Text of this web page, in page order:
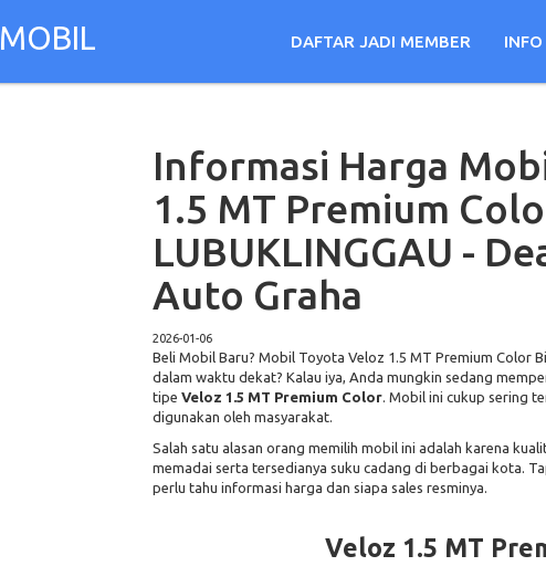
MOBIL DAFTAR JADI MEMBER
Informasi Harga
1.5 MT Premium
LUBUKLINGGAU -
Auto Graha
2026-01-06
Beli Mobil Baru? Mobil Toyota Veloz 1.5 MT Premium Color
dalam waktu dekat? Kalau iya, Anda mungkin sedang
tipe Veloz 1.5 MT Premium Color. Mobil ini cukup sering
digunakan oleh masyarakat.
Salah satu alasan orang memilih mobil ini adalah karena
memadai serta tersedianya suku cadang di berbagai kota.
perlu tahu informasi harga dan siapa sales resminya.
Veloz 1.5 MT